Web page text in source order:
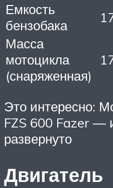
Емкость
бензобака
Масса
мотоцикла
(снаряженная)
Это интересно:
FZS 600 Fazer —
развернуто
Двигатель